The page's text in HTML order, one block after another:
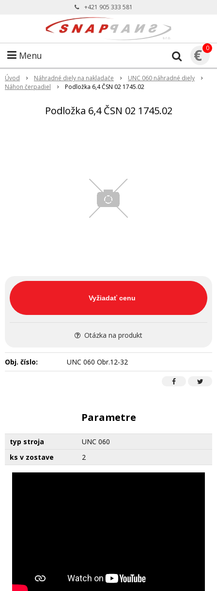
+421 905 333 581
Menu € 0
Úvod Náhradné diely na nakladače
UNC 060 náhradné diely
Náhon čerpadiel
Podložka 6,4 ČSN 02 1745.02
Podložka 6,4 ČSN 02 1745.02
Vyžiadať cenu
Otázka na produkt
Obj. číslo: UNC 060 Obr.12-32
Parametre
typ stroja
UNC 060
ks v zostave
2